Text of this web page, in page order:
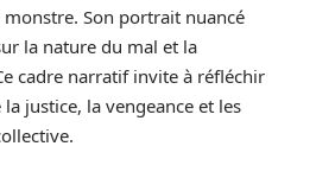
Son portrait nuancé
la nature du mal et la
cadre narratif invite à réfléchir
justice, la vengeance et les